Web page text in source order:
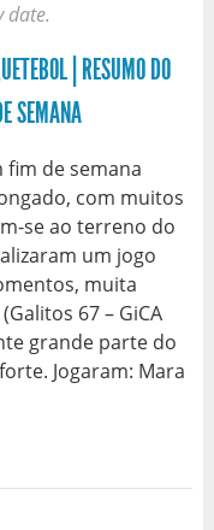
date.
| RESUMO DO
SEMANA
fim de semana
com muitos
se ao terreno do
um jogo
muita
67 – GiCA
grande parte do
Jogaram: Mara